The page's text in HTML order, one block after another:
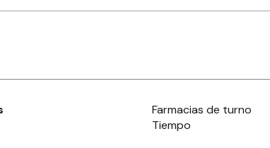
Farmacias de turno
Tiempo